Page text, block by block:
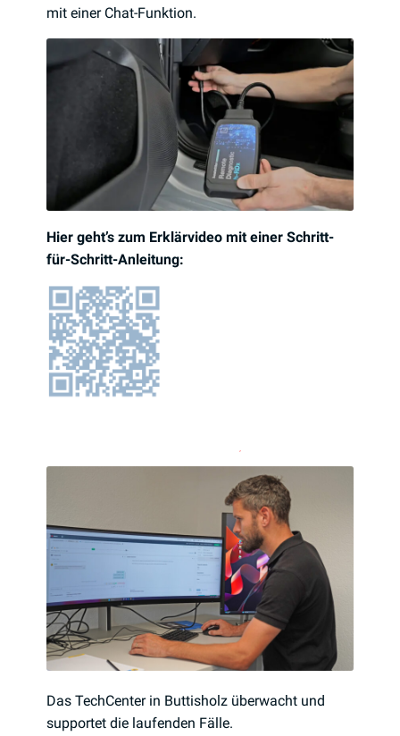
mit einer Chat-Funktion.
Hier geht’s zum Erklärvideo mit einer Schritt-
für-Schritt-Anleitung:
Das TechCenter in Buttisholz überwacht und
supportet die laufenden Fälle.